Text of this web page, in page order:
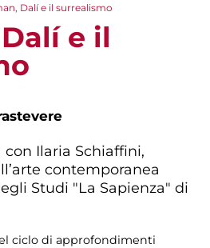
Dalí e il surrealismo
e il
Ilaria Schiaffini,
contemporanea
Studi "La Sapienza" di
ciclo di approfondimenti